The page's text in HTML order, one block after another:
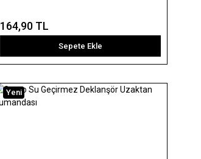
164,90 TL
Sepete Ekle
Yeni